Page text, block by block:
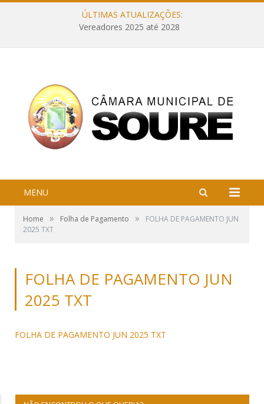
ÚLTIMAS ATUALIZAÇÕES:
Vereadores 2025 até 2028
MENU
Home » Folha de Pagamento »
FOLHA DE PAGAMENTO JUN
2025 TXT
FOLHA DE PAGAMENTO JUN
2025 TXT
FOLHA DE PAGAMENTO JUN 2025 TXT